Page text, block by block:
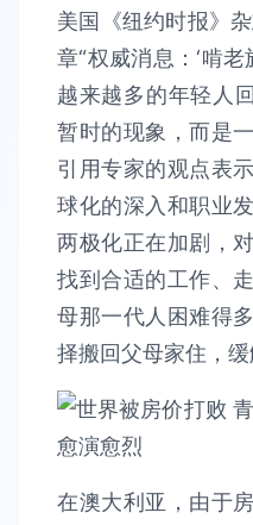
美国《纽约时报》
章“权威消息：‘啃老
越来越多的年轻人
暂时的现象，而是
引用专家的观点表
球化的深入和职业
两极化正在加剧，
找到合适的工作、
母那一代人困难得
择搬回父母家住，缓
在澳大利亚，由于